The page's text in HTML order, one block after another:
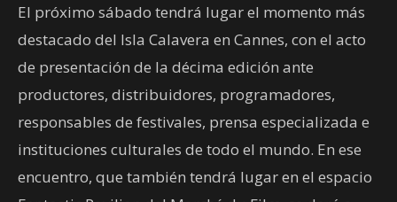
El próximo sábado tendrá lugar el momento más
destacado del Isla Calavera en Cannes, con el acto
de presentación de la décima edición ante
productores, distribuidores, programadores,
responsables de festivales, prensa especializada e
instituciones culturales de todo el mundo. En ese
encuentro, que también tendrá lugar en el espacio